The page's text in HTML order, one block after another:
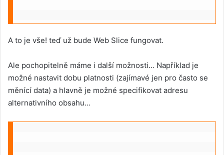
A to je vše! teď už bude Web Slice fungovat.
Ale pochopitelně máme i další možnosti… Například je
možné nastavit dobu platnosti (zajímavé jen pro často se
měnící data) a hlavně je možné specifikovat adresu
alternativního obsahu…